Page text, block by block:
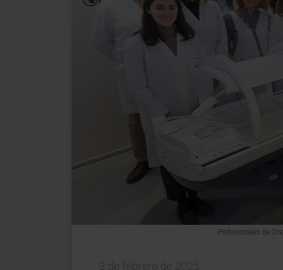
Profesionales de
3 de febrero de 2025